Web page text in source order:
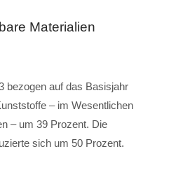
Materialien
bezogen auf das Basisjahr
– im Wesentlichen
– um 39 Prozent. Die
sich um 50 Prozent.